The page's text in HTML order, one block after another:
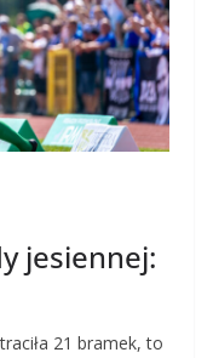
jesiennej:
21 bramek, to